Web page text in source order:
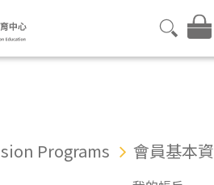
Programs
會員基本